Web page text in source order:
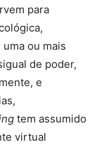
para
ou mais
de poder,
e
tem assumido
virtual